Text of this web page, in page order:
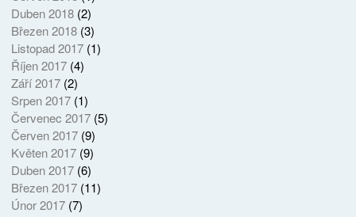
Duben 2018(2)
Březen 2018(3)
Listopad 2017(1)
Říjen 2017(4)
Září 2017(2)
Srpen 2017(1)
Červenec 2017(5)
Červen 2017(9)
Květen 2017(9)
Duben 2017(6)
Březen 2017(11)
Únor 2017(7)